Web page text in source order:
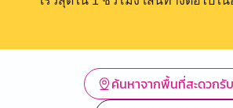
ค้นหาจากพื้นที่สะดวกรั